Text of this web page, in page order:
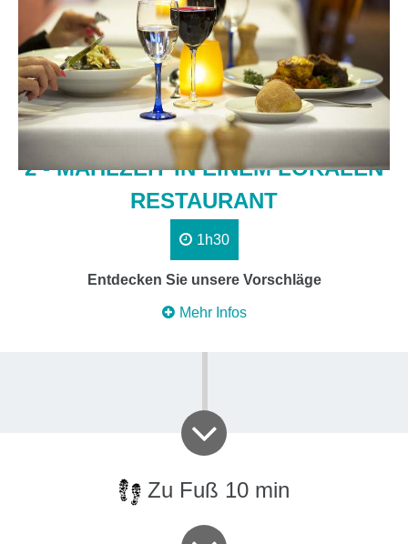
2 - MAHLZEIT IN EINEM LOKALEN
RESTAURANT
1h30
Entdecken Sie unsere Vorschläge
Mehr Infos
Zu Fuß 10 min